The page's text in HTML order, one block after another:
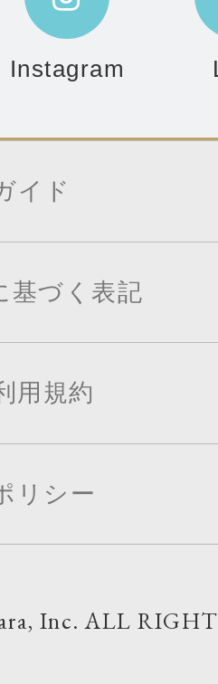
ったりするの
Instagram
イド
基づく表記
用規約
リシー
Inc. ALL